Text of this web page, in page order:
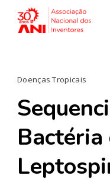
Doenças Tropicais
Bactéria